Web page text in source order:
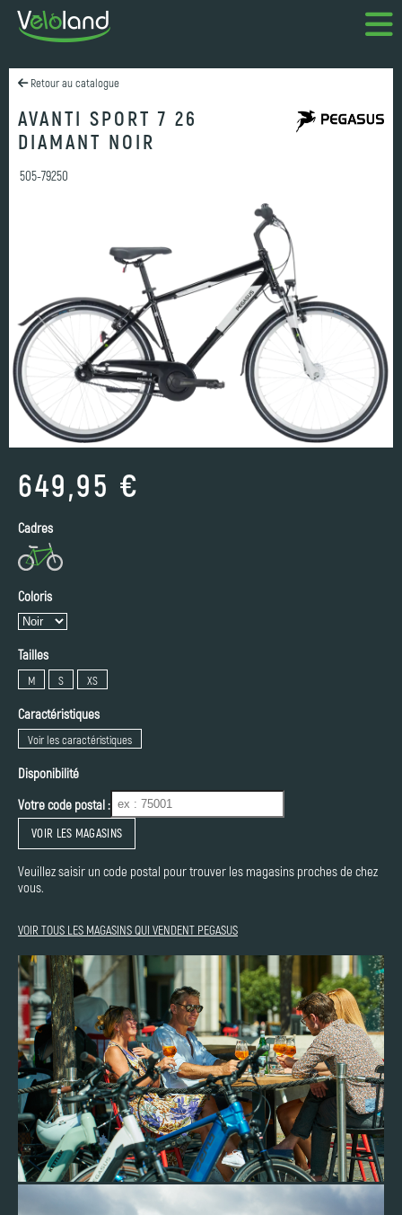
Retour au catalogue
AVANTI SPORT 7 26
DIAMANT NOIR
505-79250
649,95 €
Cadres
Coloris
Tailles
M S XS
Caractéristiques
Voir les caractéristiques
Disponibilité
Votre code postal :
VOIR LES MAGASINS
Veuillez saisir un code postal pour trouver les magasins proches de chez
vous.
VOIR TOUS LES MAGASINS QUI VENDENT PEGASUS